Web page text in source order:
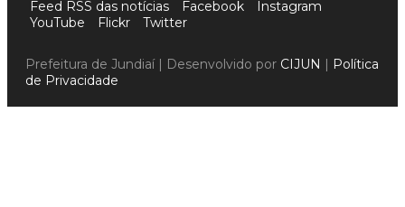
Feed RSS das notícias Facebook
Instagram
YouTube
Flickr Twitter
Prefeitura de Jundiaí | Desenvolvido por CIJUN | Política
de Privacidade